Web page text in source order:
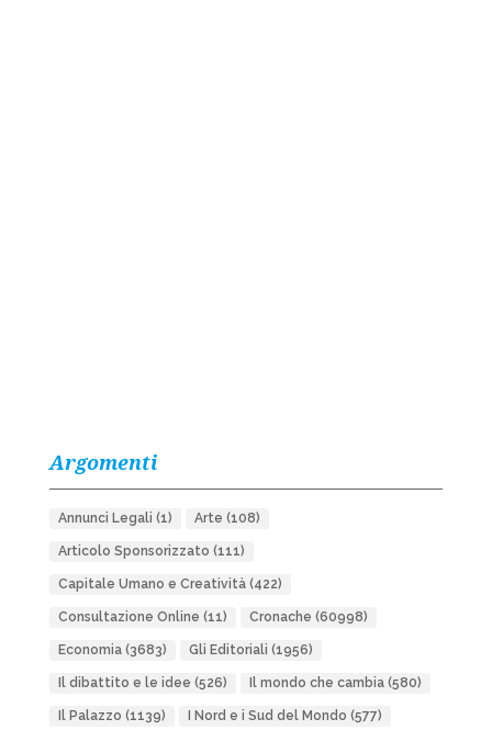
Argomenti
Annunci Legali (1) Arte (108)
Articolo Sponsorizzato (111)
Capitale Umano e Creatività(422)
Consultazione Online (11) Cronache (60998)
Economia(3683) Gli Editoriali (1956)
Il dibattito e le idee (526) Il mondo che cambia(580)
Il Palazzo (1139) I Nord e i Sud del Mondo (577)